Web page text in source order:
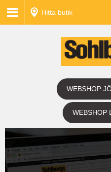
Hitta butik
WEBSHOP
WEBSHOP